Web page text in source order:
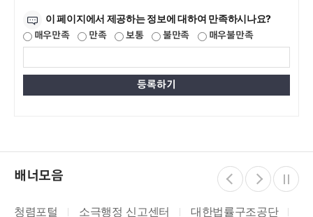
이 페이지에서 제공하는 정보에 대하여 만족하시나요?
매우만족 만족 보통 불만족 매우불만족
배너모음
렴포털 소극행정 신고센터 대한법률구조공단 지적